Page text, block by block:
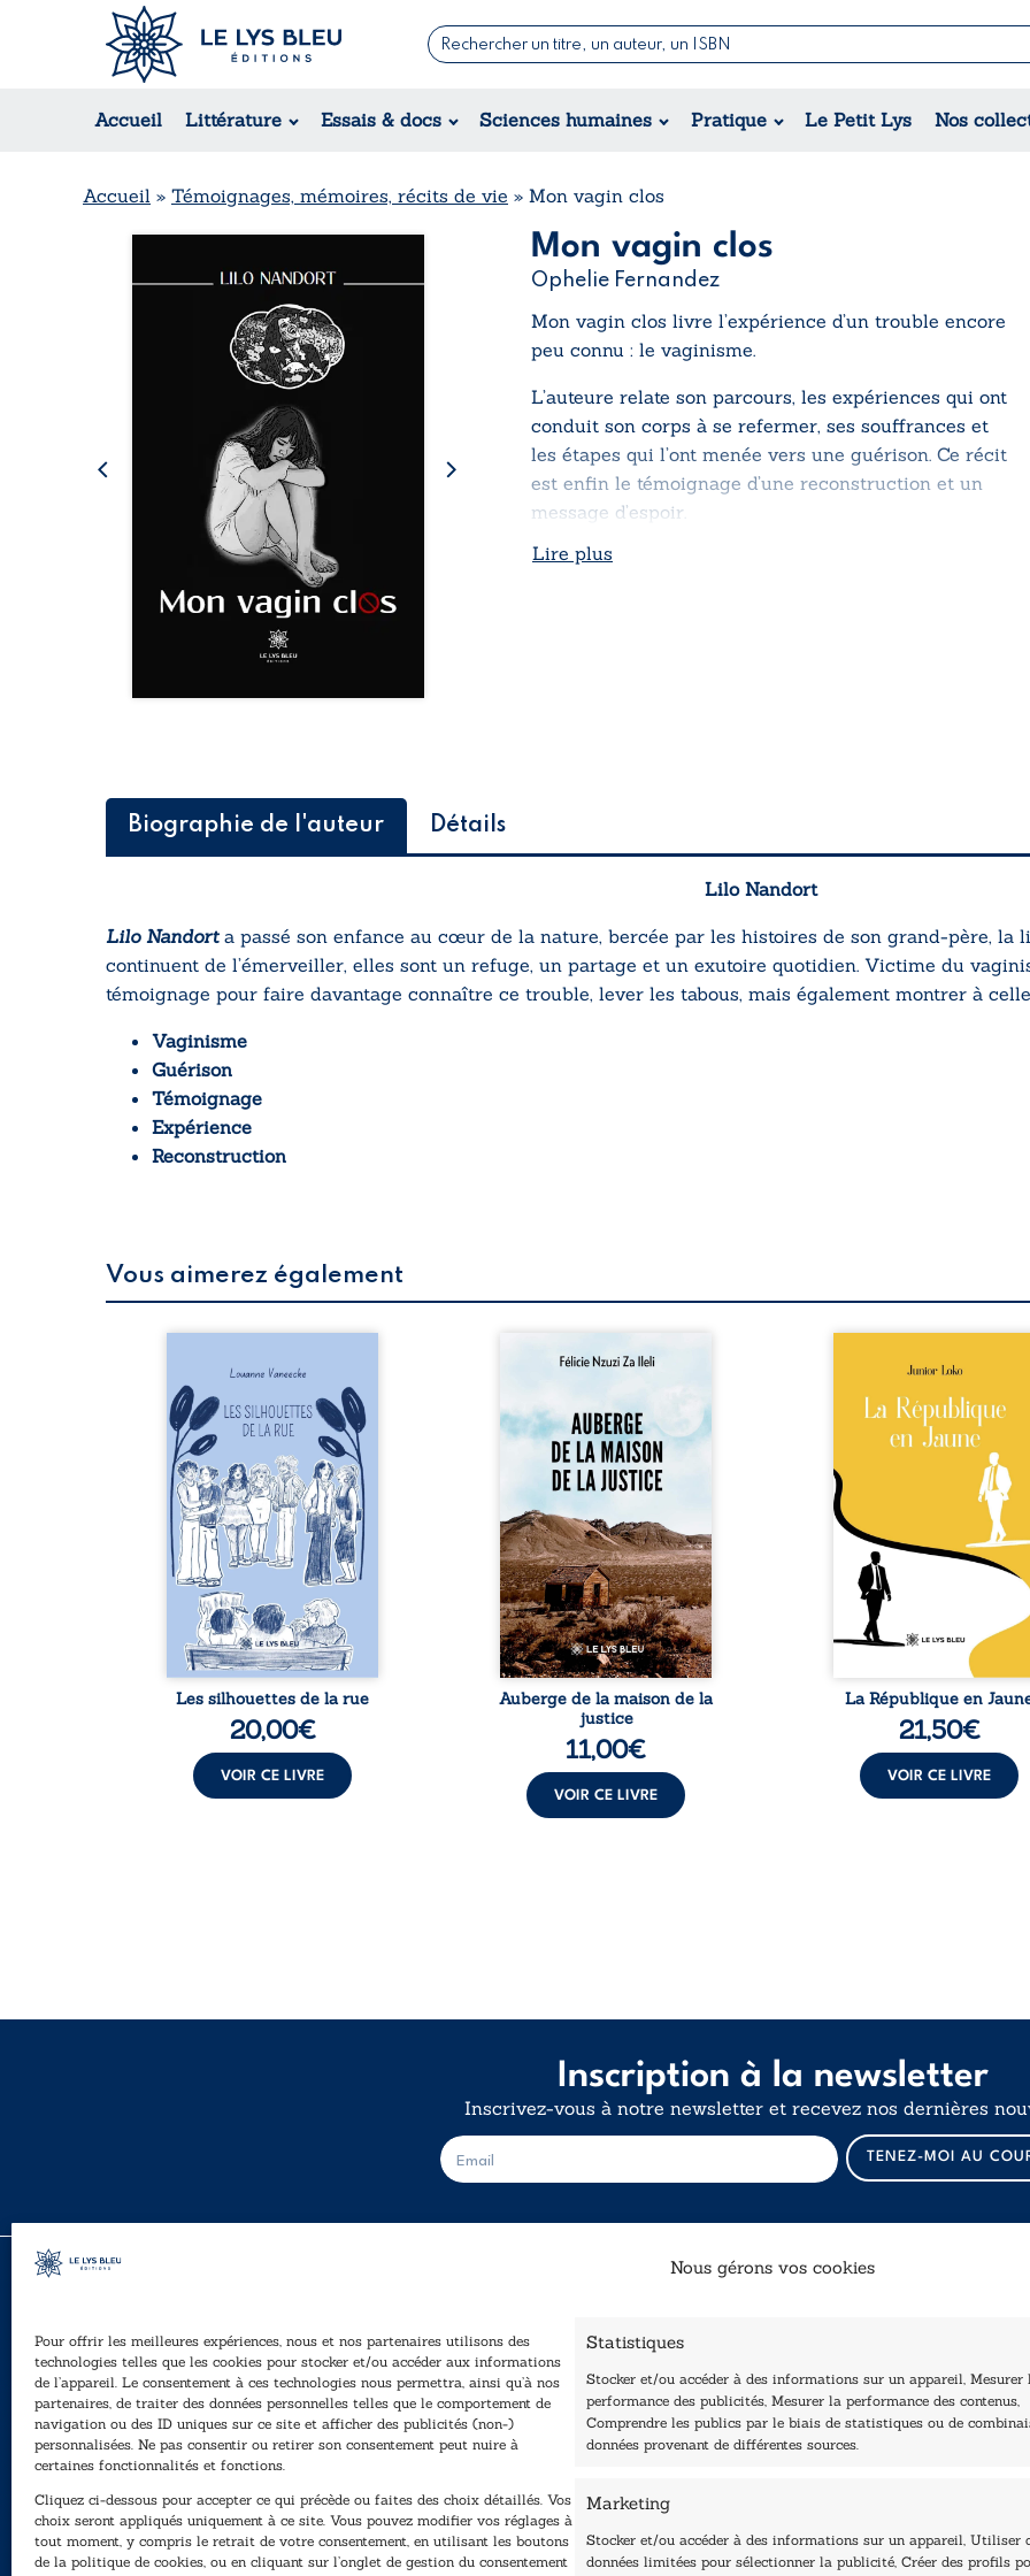
Nous gérons vos cookies
Pour offrir les meilleures expériences, nous et nos partenaires utilisons des
technologies telles que les cookies pour stocker et/ou accéder aux informations
de l’appareil. Le consentement à ces technologies nous permettra, ainsi qu’à nos
partenaires, de traiter des données personnelles telles que le comportement de
navigation ou des ID uniques sur ce site et afficher des publicités (non-)
personnalisées. Ne pas consentir ou retirer son consentement peut nuire à
certaines fonctionnalités et fonctions.
Cliquez ci-dessous pour accepter ce qui précède ou faites des choix détaillés. Vos
choix seront appliqués uniquement à ce site. Vous pouvez modifier vos réglages à
tout moment, y compris le retrait de votre consentement, en utilisant les boutons
de la politique de cookies, ou en cliquant sur l’onglet de gestion du consentement
Statistiques
Stocker et/ou accéder à des informations sur un appareil, Mesurer
performance des publicités, Mesurer la performance des contenus,
Comprendre les publics par le biais de statistiques ou de
données provenant de différentes sources.
Marketing
Stocker et/ou accéder à des informations sur un appareil, Utiliser
données limitées pour sélectionner la publicité, Créer des profils
Accueil Littérature Essais & docs Sciences humaines Pratique Le Petit Lys Nos
Romans
Suspense / Thriller / Policier
Romance
Régional
Jeunesse
Nouvelles & Contes
Théâtre
Accueil » Témoignages, mémoires, récits de vie » Mon vagin clos
Mon vagin clos
Ophelie Fernandez
Mon vagin clos livre l’expérience d’un trouble encore
peu connu : le vaginisme.
L’auteure relate son parcours, les expériences qui ont
conduit son corps à se refermer, ses souffrances et
les étapes qui l’ont menée vers une guérison. Ce récit
est enfin le témoignage d’une reconstruction et un
message d’espoir.
Lire plus
Biographie de l'auteur Détails
Lilo Nandort
Lilo Nandorta passé son enfance au cœur de la nature, bercée par les histoires de son grand-père, la
continuent de l’émerveiller, elles sont un refuge, un partage et un exutoire quotidien. Victime du
témoignage pour faire davantage connaître ce trouble, lever les tabous, mais également montrer à
Vaginisme
Guérison
Témoignage
Expérience
Reconstruction
Vous aimerez également
donne la parole à six
personnages ordinaires,
traversés par des pensées,
des émotions et des silences
qui pourraient appartenir à
chacun de nous. À travers
leurs parcours, ce roman
invite à porter un regard
différent sur celles et ceux
qui nous entourent, à deviner
ce qui se cache derrière les
apparences et à s’ouvrir au
fourmillement sensible de
notre ...
Les silhouettes de la rue
20,00€
VOIR CE LIVRE
Auberge de la maison de la
parcours exemplaire de
Mbala Zi Nkuaku Lema Félix.
Magistrat intègre, fervent
défenseur des droits
humains et de
l’indépendance judiciaire, il
voit sa carrière de trente-
quatre ans brutalement
brisée par une révocation
arbitraire en 2009, plongeant
sa vie dans un chaos
matériel et moral. À ...
Auberge de la maison de la
justice
11,00€
VOIR CE LIVRE
Congo, la naissance
jumeaux de races
bouleverse l’ordre
Senior est Noir et Junior
Blanc, bien que nés
couple de Noirs. Très
l’événement attire les
internationaux et
le bébé blanc en une
emblématique
investie, selon certains,
mission
Cependant, sous couvert
La République en
21,50€
VOIR CE LIVRE
Inscription à la newsletter
Inscrivez-vous à notre newsletter et recevez nos dernières
m
a
l
E
-
m
i
l
E
-
m
i
TENEZ-MOI AU
40, rue du Louvre 75001 Paris
01 76 50 38 88
Horaires du standard
De mardi à vendredi :
9h - 12h et 13h30 - 16h30
Lundi, samedi et dimanche : fermé
Accueil
Être édité
Contactez-nous
Les Plumes du Lys Bleu
Prix sciences humaines
Nos collections
Nos auteurs
Essai & docs
Sciences humaines